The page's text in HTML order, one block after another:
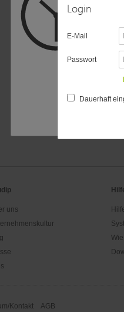
Login
E-Mail
Passwort
Dauerhaft
uns
Kontakt AGB
Ist